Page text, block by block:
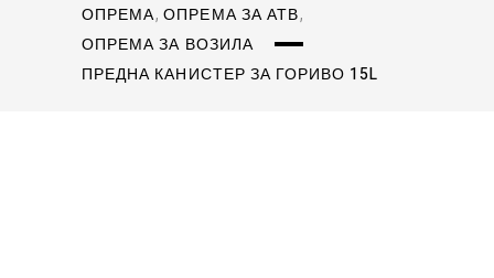
ОПРЕМА,ОПРЕМА ЗА АТВ,
ОПРЕМА ЗА ВОЗИЛА
ПРЕДНА КАНИСТЕР ЗА ГОРИВО 15L